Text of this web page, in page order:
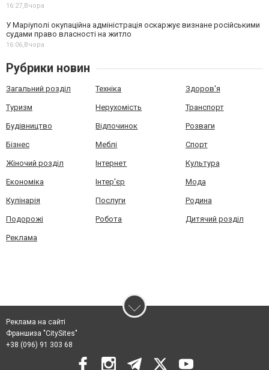
16:27,Вчора
У Маріуполі окупаційна адміністрація оскаржує визнане російськими
судами право власності на житло
16:06,Вчора
Рубрики новин
Загальний розділ Техніка Здоров'я
Туризм Нерухомість Транспорт
Будівництво Відпочинок Розваги
Бізнес Меблі Спорт
Жіночий розділ Інтернет Культура
Економіка Інтер'єр Мода
Кулінарія Послуги Родина
Подорожі Робота Дитячий розділ
Реклама
Реклама на сайті
Франшиза "CitySites"
+38 (096) 91 303 68